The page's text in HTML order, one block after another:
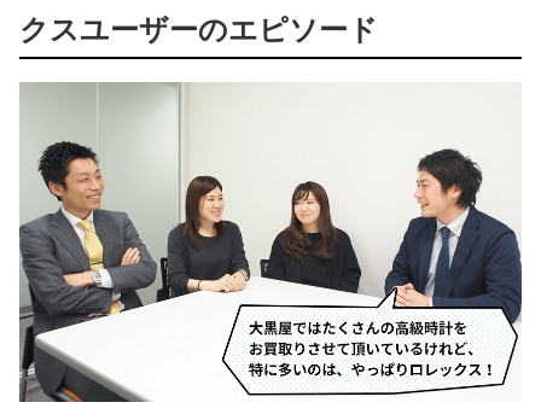
クスユーザーのエピソード